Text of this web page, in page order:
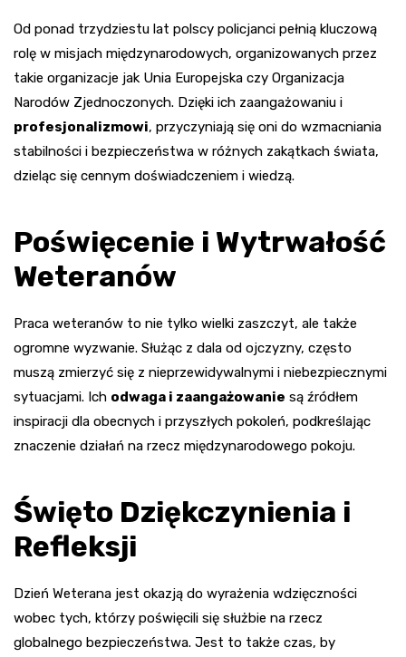
Od ponad trzydziestu lat polscy policjanci pełnią kluczową
rolę w misjach międzynarodowych, organizowanych przez
takie organizacje jak Unia Europejska czy Organizacja
Narodów Zjednoczonych. Dzięki ich zaangażowaniu i
profesjonalizmowi, przyczyniają się oni do wzmacniania
stabilności i bezpieczeństwa w różnych zakątkach świata,
dzieląc się cennym doświadczeniem i wiedzą.
Poświęcenie i Wytrwałość
Weteranów
Praca weteranów to nie tylko wielki zaszczyt, ale także
ogromne wyzwanie. Służąc z dala od ojczyzny, często
muszą zmierzyć się z nieprzewidywalnymi i niebezpiecznymi
sytuacjami. Ich odwaga i zaangażowanie są źródłem
inspiracji dla obecnych i przyszłych pokoleń, podkreślając
znaczenie działań na rzecz międzynarodowego pokoju.
Święto Dziękczynienia i
Refleksji
Dzień Weterana jest okazją do wyrażenia wdzięczności
wobec tych, którzy poświęcili się służbie na rzecz
globalnego bezpieczeństwa. Jest to także czas, by